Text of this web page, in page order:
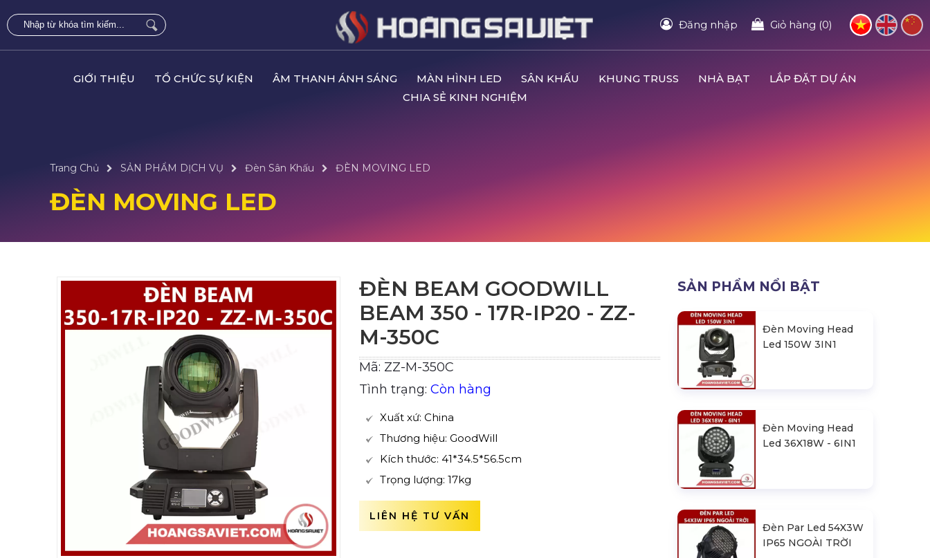
Đăng nhập Giỏ hàng (0)
GIỚI THIỆU TỔ CHỨC SỰ KIỆN ÂM THANH ÁNH SÁNG MÀN HÌNH LED SÂN KHẤU KHUNG TRUSS NHÀ BẠT
LẮP ĐẶT DỰ ÁN
CHIA SẺ KINH NGHIỆM
Trang Chủ SẢN PHẨM DỊCH VỤ Đèn Sân Khấu ĐÈN MOVING LED
ĐÈN MOVING LED
ĐÈN BEAM GOODWILL
BEAM 350 - 17R-IP20 - ZZ-
M-350C
Mã: ZZ-M-350C
Tình trạng: Còn hàng
Xuất xứ: China
Thương hiệu: GoodWill
Kích thước: 41*34.5*56.5cm
Trọng lượng: 17kg
LIÊN HỆ TƯ VẤN
SẢN PHẨM NỔI BẬT
Đèn Moving Head
Led 150W 3IN1
Đèn Moving Head
Led 36X18W - 6IN1
Đèn Par Led 54X3W
IP65 NGOÀI TRỜI